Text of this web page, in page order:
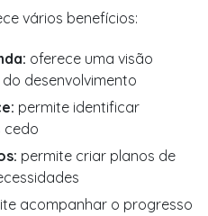
vários benefícios:
oferece uma visão
desenvolvimento
permite identificar
cedo
permite criar planos de
acompanhar o progresso